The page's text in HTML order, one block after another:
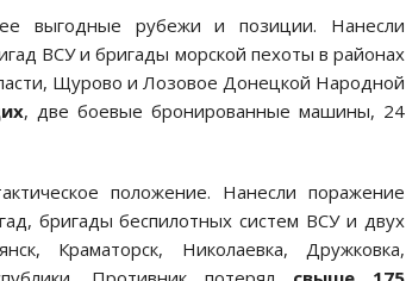
выгодные рубежи и позиции. Нанесли
ВСУ и бригады морской пехоты в районах
Щурово и Лозовое Донецкой Народной
, две боевые бронированные машины, 24
положение. Нанесли поражение
бригады беспилотных систем ВСУ и двух
Краматорск, Николаевка, Дружковка,